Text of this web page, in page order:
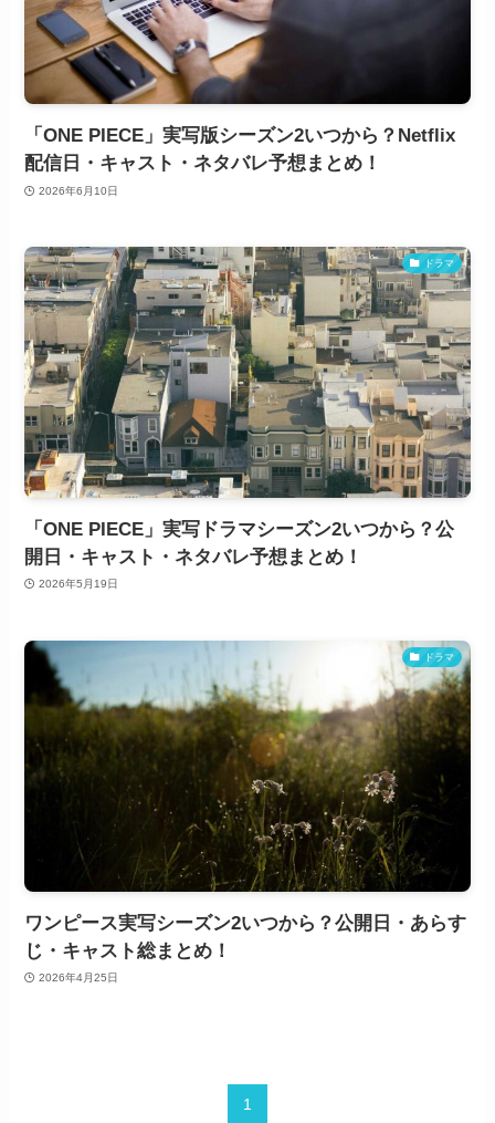
「ONE PIECE」実写版シーズン2いつから？Netflix
配信日・キャスト・ネタバレ予想まとめ！
2026年6月10日
ドラマ
「ONE PIECE」実写ドラマシーズン2いつから？公
開日・キャスト・ネタバレ予想まとめ！
2026年5月19日
ドラマ
ワンピース実写シーズン2いつから？公開日・あらす
じ・キャスト総まとめ！
2026年4月25日
1